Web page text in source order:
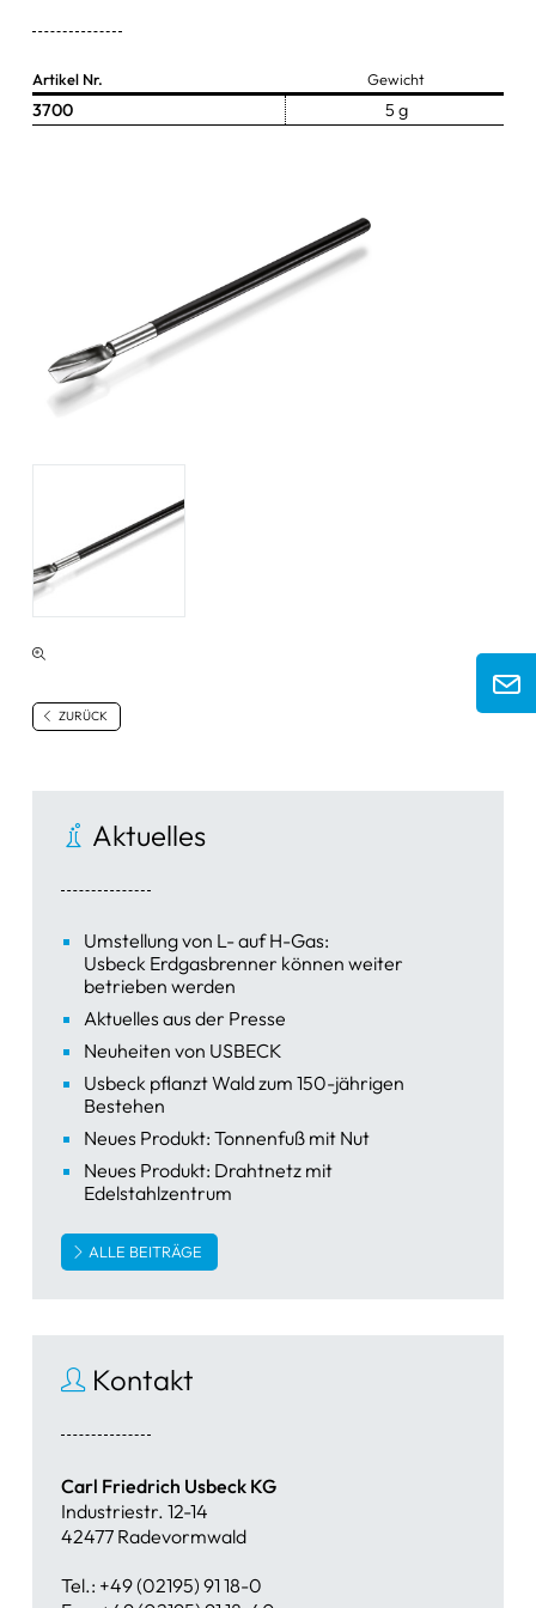
Schüsseln & Schalen
Artikel Nr. Gewicht
3700 5 g
ZURÜCK
Aktuelles
Umstellung von L- auf H-Gas:
Usbeck Erdgasbrenner können weiter
betrieben werden
Aktuelles aus der Presse
Neuheiten von USBECK
Usbeck pflanzt Wald zum 150-jährigen
Bestehen
Neues Produkt: Tonnenfuß mit Nut
Neues Produkt: Drahtnetz mit
Edelstahlzentrum
ALLE BEITRÄGE
Kontakt
Carl Friedrich Usbeck KG
Industriestr. 12-14
42477 Radevormwald
Tel.: +49 (02195) 91 18-0